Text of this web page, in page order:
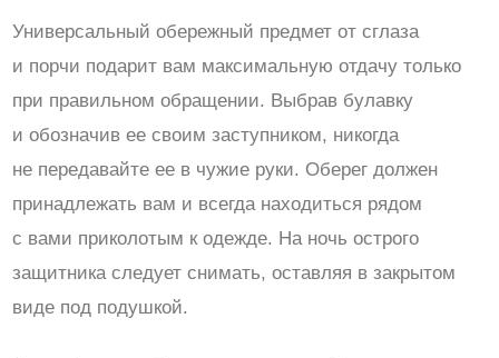
Универсальный обережный предмет от сглаза
и порчи подарит вам максимальную отдачу только
при правильном обращении. Выбрав булавку
и обозначив ее своим заступником, никогда
не передавайте ее в чужие руки. Оберег должен
принадлежать вам и всегда находиться рядом
с вами приколотым к одежде. На ночь острого
защитника следует снимать, оставляя в закрытом
виде под подушкой.